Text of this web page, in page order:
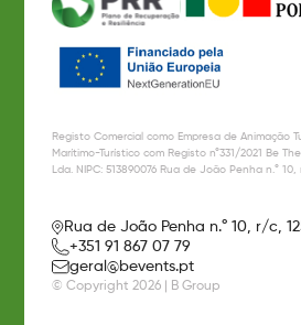
Registo Comercial como Empresa de Animação
Marítimo-Turístico com Registo n°331/2021 Be
Lda. NIPC: 513890076 Rua de João Penha n.°
Rua de João Penha n.° 10, r/c,
+351 91 867 07 79
geral@bevents.pt
© Copyright 2026 | B Group